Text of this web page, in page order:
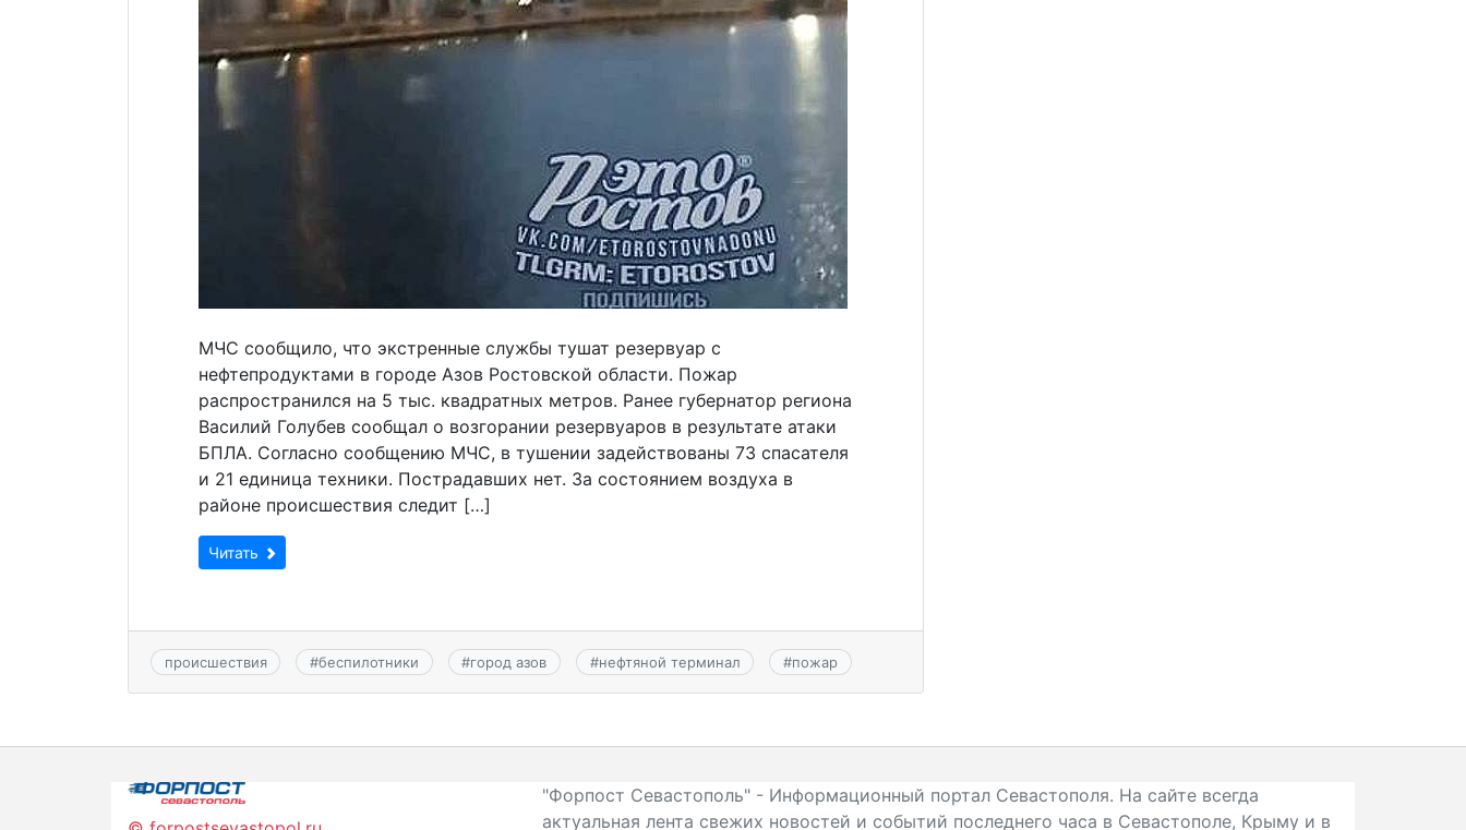
МЧС сообщило, что экстренные службы тушат резервуар с
нефтепродуктами в городе Азов Ростовской области. Пожар
распространился на 5 тыс. квадратных метров. Ранее губернатор региона
Василий Голубев сообщал о возгорании резервуаров в результате атаки
БПЛА. Согласно сообщению МЧС, в тушении задействованы 73 спасателя
и 21 единица техники. Пострадавших нет. За состоянием воздуха в
районе происшествия следит […]
Читать
происшествия #беспилотники #город азов #нефтяной терминал #пожар
"Форпост Севастополь" - Информационный портал Севастополя. На сайте всегда
актуальная лента свежих новостей и событий последнего часа в Севастополе, Крыму и в